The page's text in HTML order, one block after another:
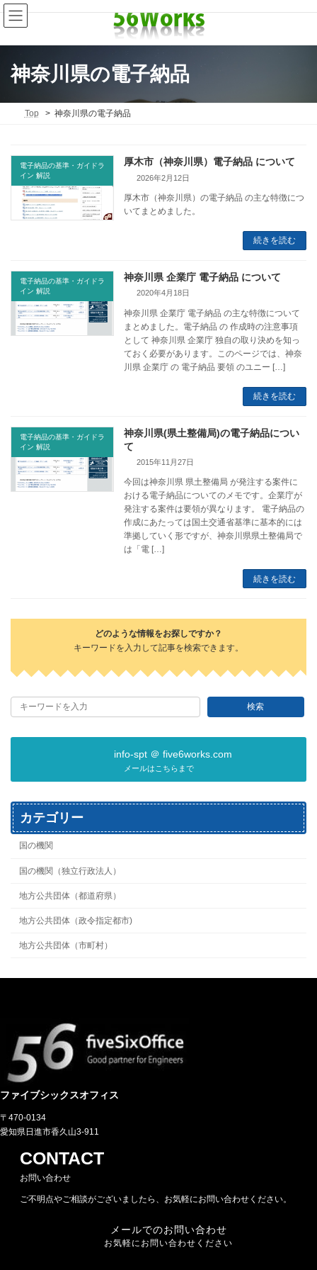
コ
ン
テ
ン
ナ
ビ
ゲ
ー
神奈川県の電子納品
Top 神奈川県の電子納品
電子納品の基準・ガイドラ
イン 解説
厚木市（神奈川県）電子納品 について
2026年2月12日
厚木市（神奈川県）の電子納品 の主な特徴につ
いてまとめました。
続きを読む
電子納品の基準・ガイドラ
イン 解説
神奈川県 企業庁 電子納品 について
2020年4月18日
神奈川県 企業庁 電子納品 の主な特徴について
まとめました。電子納品 の 作成時の注意事項
として 神奈川県 企業庁 独自の取り決めを知っ
ておく必要があります。このページでは、神奈
川県 企業庁 の 電子納品 要領 のユニー […]
続きを読む
電子納品の基準・ガイドラ
イン 解説
神奈川県(県土整備局)の電子納品につい
て
2015年11月27日
今回は神奈川県 県土整備局 が発注する案件に
おける電子納品についてのメモです。企業庁が
発注する案件は要領が異なります。 電子納品の
作成にあたっては国土交通省基準に基本的には
準拠していく形ですが、神奈川県県土整備局で
は「電 […]
続きを読む
どのような情報をお探しですか？
キーワードを入力して記事を検索できます。
検索
info-spt ＠ five6works.com
メールはこちらまで
カテゴリー
国の機関
国の機関（独立行政法人）
地方公共団体（都道府県）
地方公共団体（政令指定都市)
地方公共団体（市町村）
ファイブシックスオフィス
〒470-0134
愛知県日進市香久山3-911
CONTACT
お問い合わせ
ご不明点やご相談がございましたら、お気軽にお問い合わせください。
メールでのお問い合わせ
お気軽にお問い合わせください